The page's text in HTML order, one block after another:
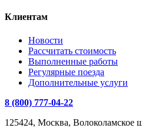
Клиентам
Новости
Рассчитать стоимость
Выполненные работы
Регулярные поезда
Дополнительные услуги
8 (800) 777-04-22
125424, Москва,